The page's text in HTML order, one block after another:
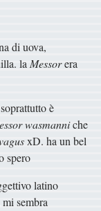
di uova,
la Messorera
è
wasmanniche
xD. ha un bel
spero
latino
sembra